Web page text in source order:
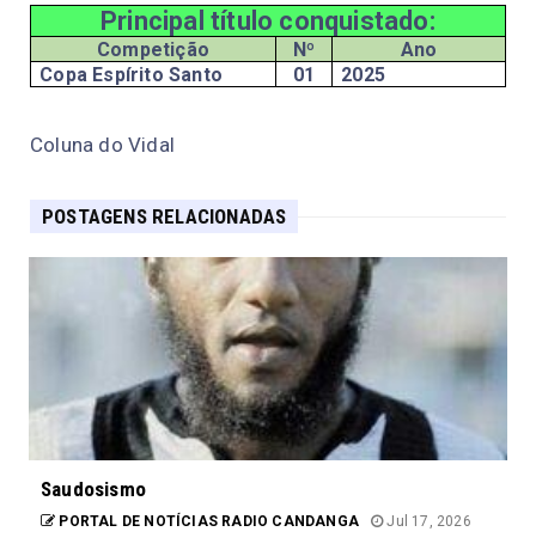
Principal título conquistado:
Competição Nº
Ano
Copa Espírito Santo
01 2025
Coluna do Vidal
POSTAGENS RELACIONADAS
Saudosismo
PORTAL DE NOTÍCIAS RADIO CANDANGA Jul 17, 2026